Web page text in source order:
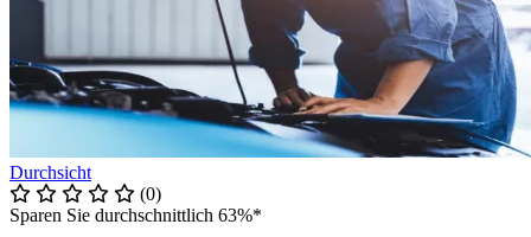
Durchsicht
(0)
Sparen Sie durchschnittlich 63%*